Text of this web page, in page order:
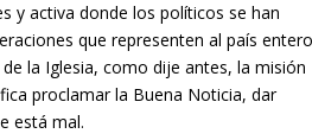
y activa donde los políticos se han
que representen al país
la Iglesia, como dije antes, la misión
proclamar la Buena Noticia, dar
está mal.